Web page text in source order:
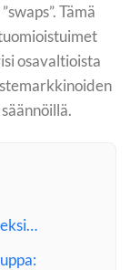
Tämä
osavaltioista